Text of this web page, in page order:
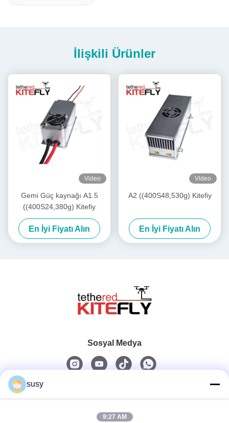
İlişkili Ürünler
Video
Gemi Güç kaynağı A1.5
((400S24,380g) Kitefiy
En İyi Fiyatı Alın
Video
A2 ((400S48,530g) Kitefiy
En İyi Fiyatı Alın
Sosyal Medya
susy
9:27 AM